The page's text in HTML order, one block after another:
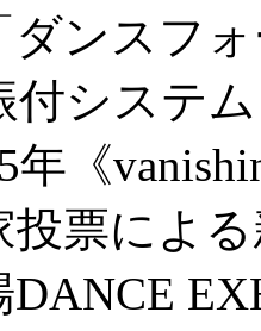
ダンスフ
付システ
年《
投票によ